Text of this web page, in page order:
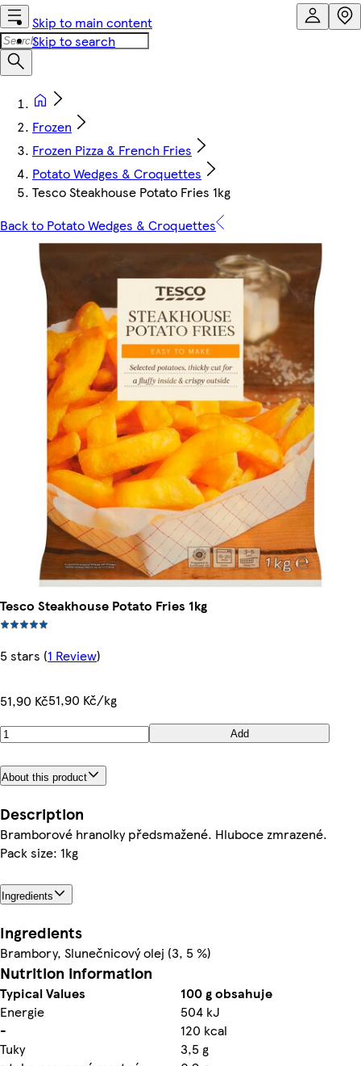
Skip to main content
Skip to search
Frozen
Frozen Pizza & French Fries
Potato Wedges & Croquettes
Tesco Steakhouse Potato Fries 1kg
Back to Potato Wedges & Croquettes
Tesco Steakhouse Potato Fries 1kg
5 stars (1 Review)
51,90 Kč51,90 Kč/kg
Add
About this product
Description
Bramborové hranolky předsmažené. Hluboce zmrazené.
Pack size: 1kg
Ingredients
Ingredients
Brambory, Slunečnicový olej (3, 5 %)
Nutrition information
Typical Values
100 g obsahuje
Energie
504 kJ
-
120 kcal
Tuky
3,5 g